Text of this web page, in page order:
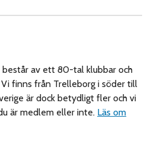
av ett 80-tal klubbar och
finns från Trelleborg i söder till
är dock betydligt fler och vi
är medlem eller inte. Läs om